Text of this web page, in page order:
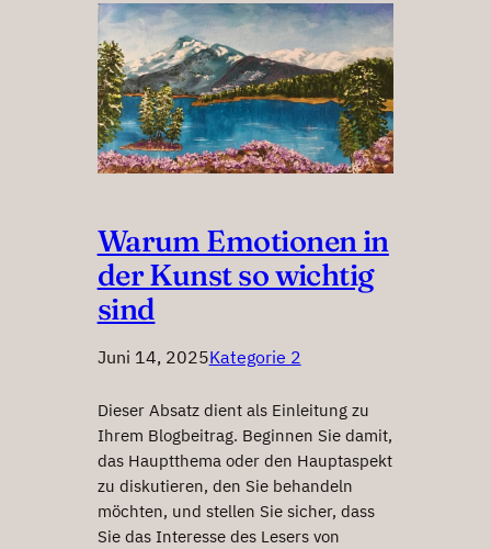
Warum Emotionen in
der Kunst so wichtig
sind
Juni 14, 2025Kategorie 2
Dieser Absatz dient als Einleitung zu
Ihrem Blogbeitrag. Beginnen Sie damit,
das Hauptthema oder den Hauptaspekt
zu diskutieren, den Sie behandeln
möchten, und stellen Sie sicher, dass
Sie das Interesse des Lesers von